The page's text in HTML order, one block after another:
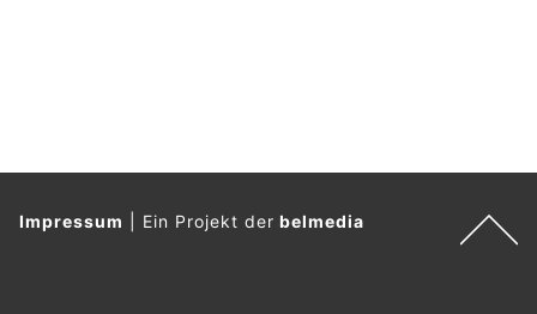
Impressum Ein Projekt derbelmedia